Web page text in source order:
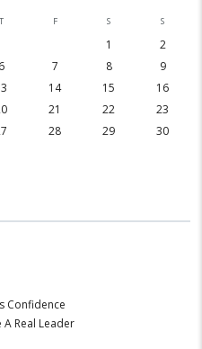
T F S S
1
2
6 7 8
9
14 15
16
21 22
23
28 29
30
Confidence
A Real Leader